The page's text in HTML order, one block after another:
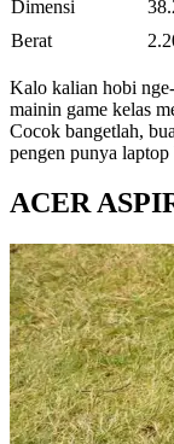
Dimensi
Berat
Kalo kalian hobi
mainin game kelas
Cocok bangetlah,
pengen punya laptop
ACER